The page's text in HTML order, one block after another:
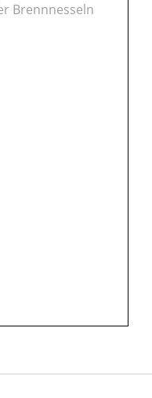
Brennnesseln